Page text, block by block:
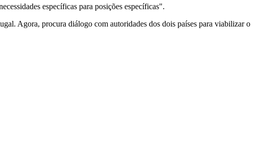
específicas para posições específicas".
Agora, procura diálogo com autoridades dos dois países para viabilizar o